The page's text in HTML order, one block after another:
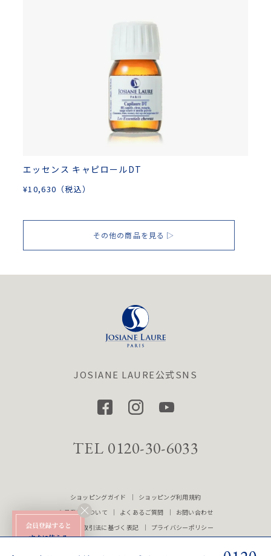
エッセンス キャピロールDT
¥10,630 （税込）
その他の商品を見る
JOSIANE LAURE公式SNS
TEL 0120-30-6033
ショッピングガイド
ショッピング利用規約
会員登録について
よくあるご質問
お問い合わせ
特定商品取引法に基づく表記
プライバシーポリシー